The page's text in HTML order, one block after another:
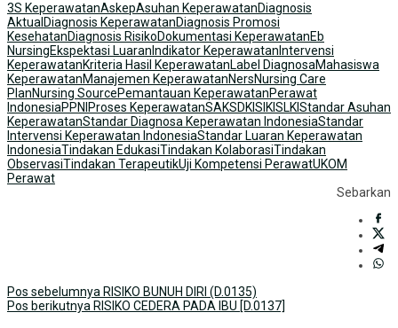
3S KeperawatanAskepAsuhan KeperawatanDiagnosis
Aktual Diagnosis KeperawatanDiagnosis Promosi
KesehatanDiagnosis RisikoDokumentasi KeperawatanEb
NursingEkspektasi Luaran Indikator Keperawatan Intervensi
KeperawatanKriteria Hasil KeperawatanLabel DiagnosaMahasiswa
KeperawatanManajemen KeperawatanNersNursing Care
PlanNursing SourcePemantauan KeperawatanPerawat
IndonesiaPPNI Proses KeperawatanSAKSDKISIKISLKIStandar Asuhan
KeperawatanStandar Diagnosa Keperawatan IndonesiaStandar
Intervensi Keperawatan IndonesiaStandar Luaran Keperawatan
IndonesiaTindakan EdukasiTindakan KolaborasiTindakan
ObservasiTindakan TerapeutikUji Kompetensi PerawatUKOM
Perawat
Sebarkan
Navigasi
pos
Pos sebelumnya RISIKO BUNUH DIRI (D.0135)
Pos berikutnya RISIKO CEDERA PADA IBU [D.0137]